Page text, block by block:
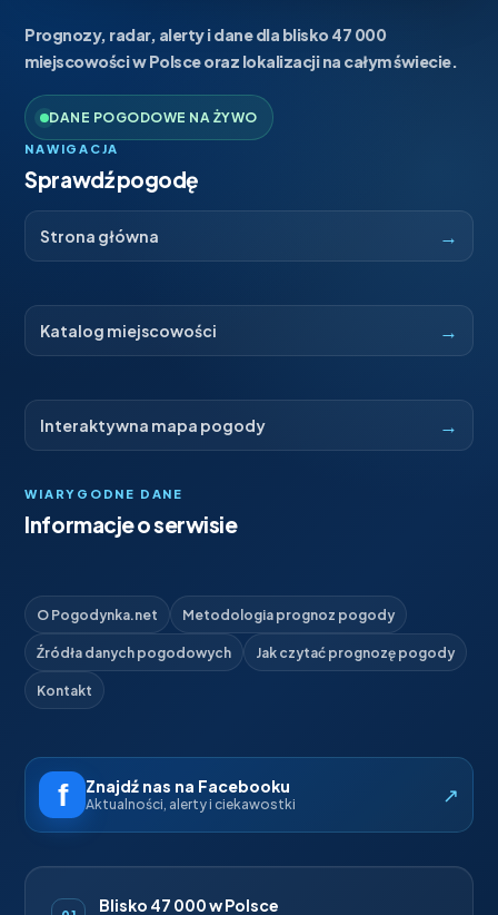
Prognozy, radar, alerty i dane dla blisko 47 000
miejscowości w Polsce oraz lokalizacji na całym świecie.
DANE POGODOWE NA ŻYWO
NAWIGACJA
Sprawdź pogodę
Strona główna →
Katalog miejscowości →
Interaktywna mapa pogody →
WIARYGODNE DANE
Informacje o serwisie
O Pogodynka.net Metodologia prognoz pogody
Źródła danych pogodowych Jak czytać prognozę pogody
Kontakt
Znajdź nas na Facebooku
Aktualności, alerty i ciekawostki ↗
Blisko 47 000 w Polsce